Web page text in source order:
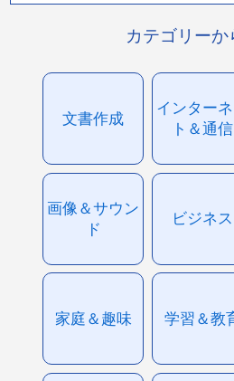
カテゴリーか
文書作成
インター
ト＆通信
画像＆サウン
ド
ビジネス
家庭＆趣味 学習＆教